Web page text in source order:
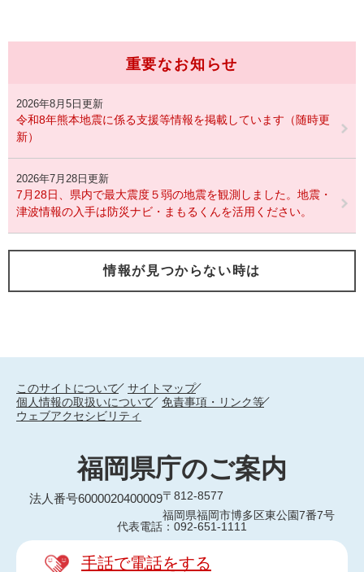
重要なお知らせ
2026年8月5日更新
令和8年熊本地震に係る支援等情報を掲載しています（随時更
新）
2026年7月28日更新
7月28日、県内で最大震度５弱の地震を観測しました。地震・
津波情報の入手は防災ナビ・まもるくんを活用ください。
情報が見つからない時は
このサイトについて
サイトマップ
個人情報の取扱いについて
免責事項・リンク等
ウェブアクセシビリティ
福岡県庁のご案内
法人番号6000020400009〒812-8577
福岡県福岡市博多区東公園7番7号
代表電話：092-651-1111
手話で電話をする